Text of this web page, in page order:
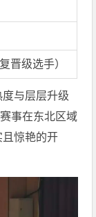
晋级选手）
与层层升级
事在东北区域
惊艳的开